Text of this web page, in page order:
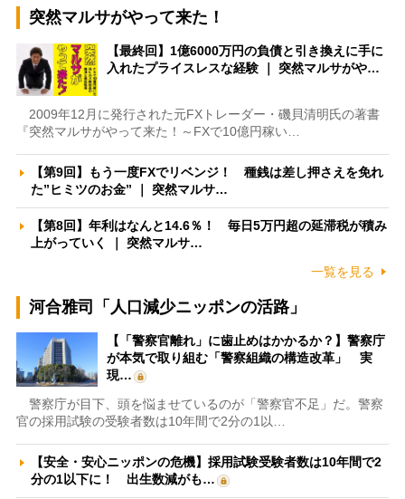
突然マルサがやって来た！
【最終回】1億6000万円の負債と引き換えに手に
入れたプライスレスな経験 ｜ 突然マルサがや…
2009年12月に発行された元FXトレーダー・磯貝清明氏の著書
『突然マルサがやって来た！～FXで10億円稼い…
【第9回】もう一度FXでリベンジ！ 種銭は差し押さえを免れ
た”ヒミツのお金” ｜ 突然マルサ…
【第8回】年利はなんと14.6％！ 毎日5万円超の延滞税が積み
上がっていく ｜ 突然マルサ…
一覧を見る
河合雅司「人口減少ニッポンの活路」
【「警察官離れ」に歯止めはかかるか？】警察庁
が本気で取り組む「警察組織の構造改革」 実
現…
警察庁が目下、頭を悩ませているのが「警察官不足」だ。警察
官の採用試験の受験者数は10年間で2分の1以…
【安全・安心ニッポンの危機】採用試験受験者数は10年間で2
分の1以下に！ 出生数減がも…